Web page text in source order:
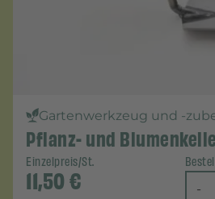
Gartenwerkzeug und -
Pflanz- und Blumenkelle
Einzelpreis/St.
11,50€ -